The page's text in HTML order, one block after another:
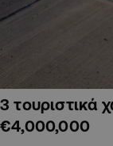
3 τουριστικά
€4,000,000